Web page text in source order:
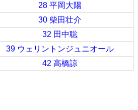
28 平岡大陽
30 柴田壮介
32 田中聡
39 ウェリントンジュニオール
42 高橋諒